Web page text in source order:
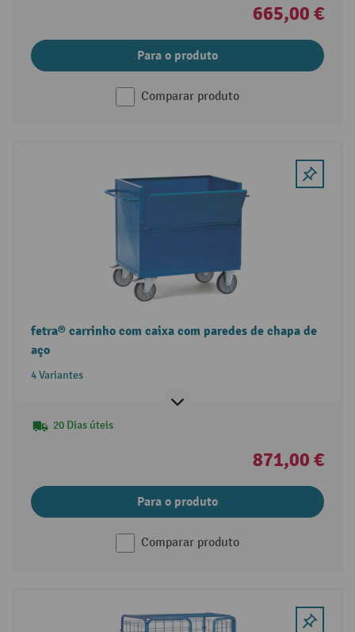
665,00 €
Para o produto
Comparar produto
fetra® carrinho com caixa com paredes de chapa de
aço
4 Variantes
20 Dias úteis
871,00 €
Para o produto
Comparar produto